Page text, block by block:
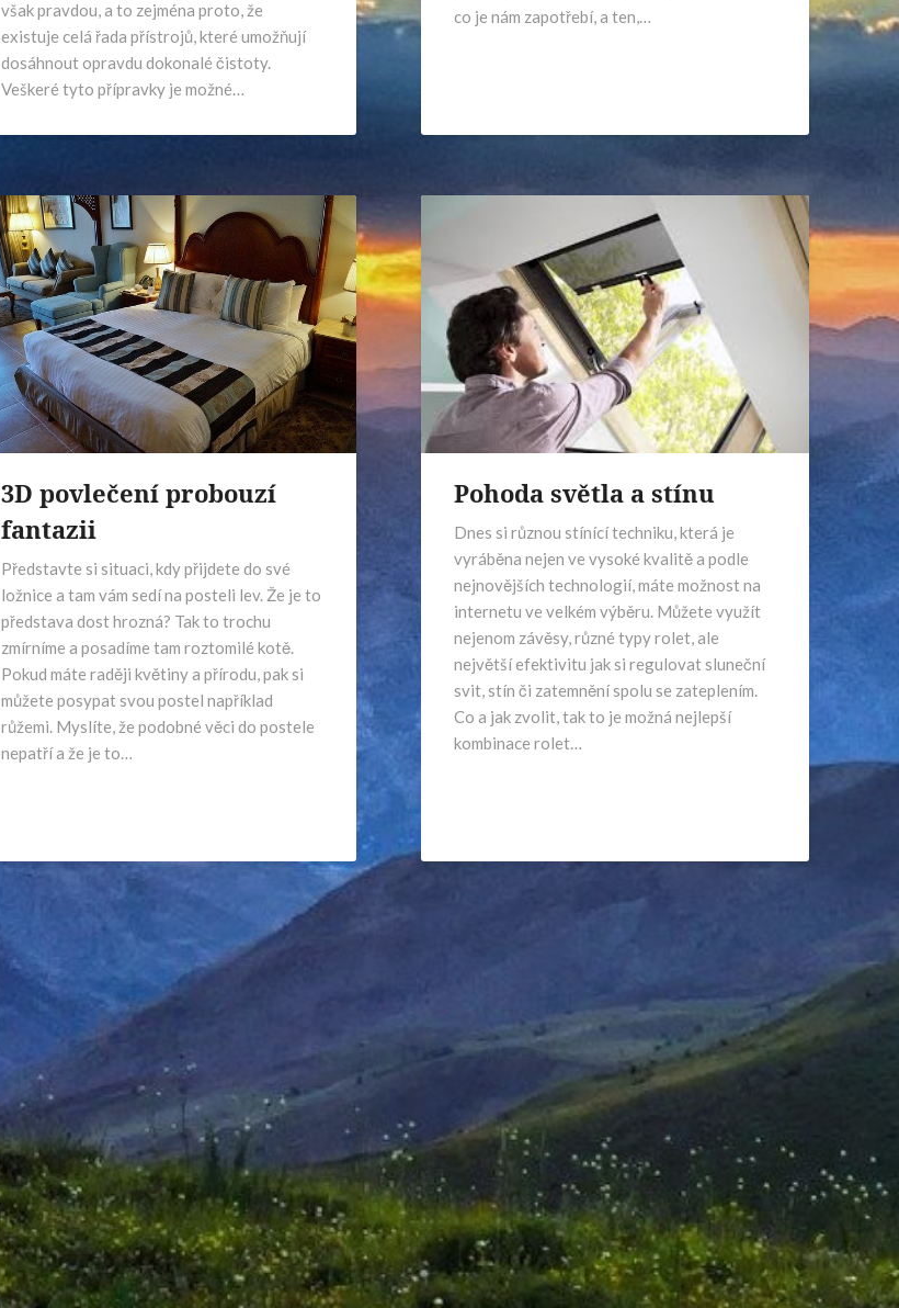
však pravdou, a to zejména proto, že
existuje celá řada přístrojů, které umožňují
dosáhnout opravdu dokonalé čistoty.
Veškeré tyto přípravky je možné…
co je nám zapotřebí, a ten,…
3D povlečení probouzí
fantazii
Představte si situaci, kdy přijdete do své
ložnice a tam vám sedí na posteli lev. Že je to
představa dost hrozná? Tak to trochu
zmírníme a posadíme tam roztomilé kotě.
Pokud máte raději květiny a přírodu, pak si
můžete posypat svou postel například
růžemi. Myslíte, že podobné věci do postele
nepatří a že je to…
Pohoda světla a stínu
Dnes si různou stínící techniku, která je
vyráběna nejen ve vysoké kvalitě a podle
nejnovějších technologií, máte možnost na
internetu ve velkém výběru. Můžete využít
nejenom závěsy, různé typy rolet, ale
největší efektivitu jak si regulovat sluneční
svit, stín či zatemnění spolu se zateplením.
Co a jak zvolit, tak to je možná nejlepší
kombinace rolet…